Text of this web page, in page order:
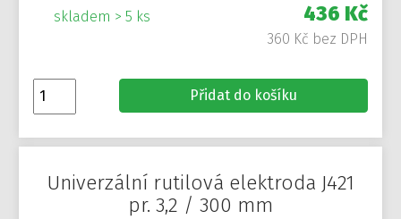
skladem > 5 ks 436 Kč
360 Kč bez DPH
Přidat do košíku
Univerzální rutilová elektroda J421
pr. 3,2 / 300 mm